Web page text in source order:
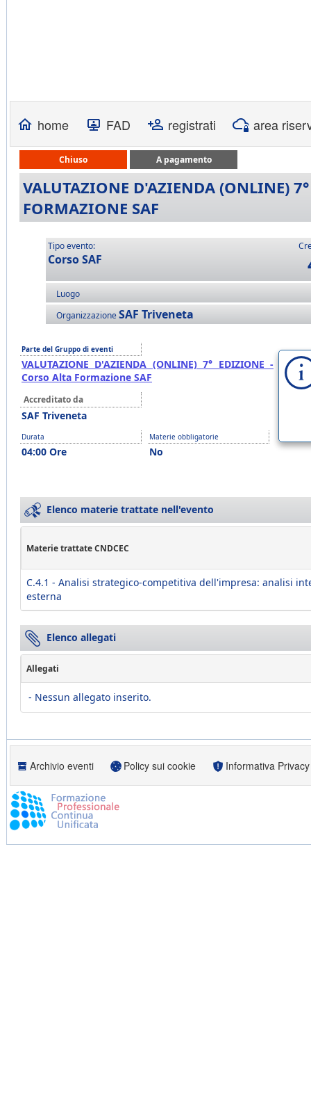
home FAD registrati area
Chiuso A pagamento
VALUTAZIONE D'AZIENDA (ONLINE)
FORMAZIONE SAF
Tipo evento:
Corso SAF
Luogo
OrganizzazioneSAF Triveneta
Parte del Gruppo di eventi
VALUTAZIONE D'AZIENDA (ONLINE) 7° EDIZIONE -
Corso Alta Formazione SAF
Accreditato da
SAF Triveneta
Durata
04:00 Ore
Materie obbligatorie
No
Elenco materie trattate nell'evento
Materie trattate CNDCEC
C.4.1 - Analisi strategico-competitiva dell'impresa: analisi
esterna
Elenco allegati
Allegati
- Nessun allegato inserito.
Archivio eventi Policy sui cookie Informativa Privacy